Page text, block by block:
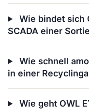
Wie bindet sich
SCADA einer
Wie schnell
in einer
Wie geht OWL